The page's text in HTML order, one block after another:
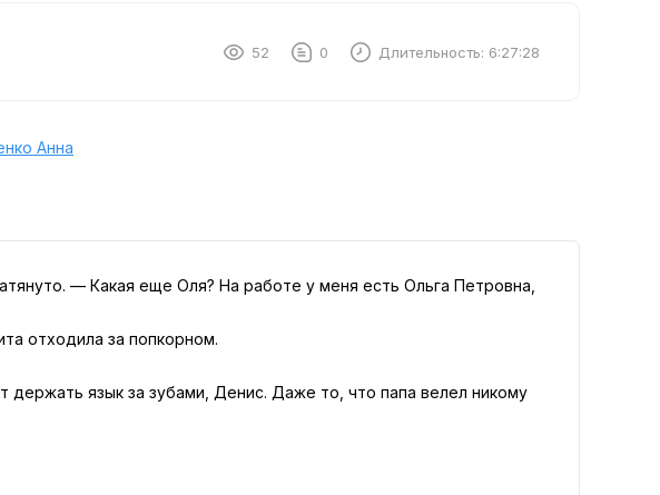
52 0 Длительность: 6:27:28
Анна
— Какая еще Оля? На работе у меня есть Ольга Петровна,
отходила за попкорном.
язык за зубами, Денис. Даже то, что папа велел никому